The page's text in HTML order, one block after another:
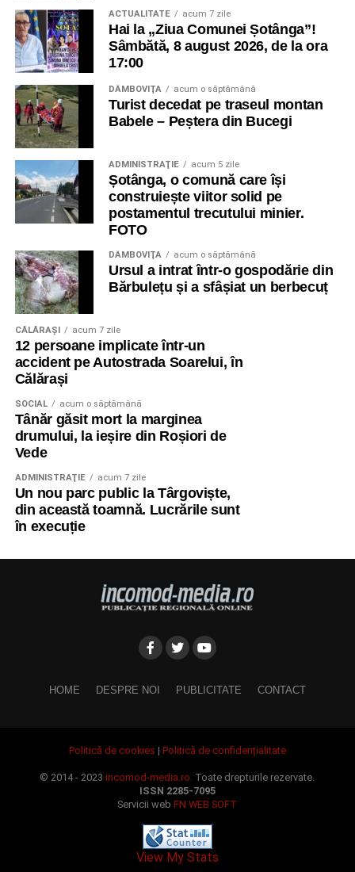
ACTUALITATE acum 7 zile
Hai la „Ziua Comunei Șotânga”!
Sâmbătă, 8 august 2026, de la ora
17:00
DÂMBOVIŢA acum o săptămână
Turist decedat pe traseul montan
Babele – Peștera din Bucegi
ADMINISTRAŢIE acum 5 zile
Șotânga, o comună care își
construiește viitor solid pe
postamentul trecutului minier.
FOTO
DÂMBOVIŢA acum o săptămână
Ursul a intrat într-o gospodărie din
Bărbulețu și a sfâșiat un berbecuț
CĂLĂRAŞI acum 7 zile
12 persoane implicate într-un
accident pe Autostrada Soarelui, în
Călărași
SOCIAL acum o săptămână
Tânăr găsit mort la marginea
drumului, la ieșire din Roșiori de
Vede
ADMINISTRAŢIE acum 7 zile
Un nou parc public la Târgoviște,
din această toamnă. Lucrările sunt
în execuție
HOME DESPRE NOI PUBLICITATE CONTACT
Politică de cookies | Politică de confidențialitate
© 2014 - 2023incomod-media.ro. Toate drepturile rezervate.
ISSN 2285-7095
Servicii webFN WEB SOFT
View My Stats